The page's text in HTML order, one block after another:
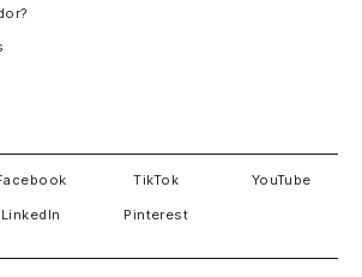
para mujer son cómodas para
cuero auténtico proporciona
TikTok YouTube
LinkedIn Pinterest